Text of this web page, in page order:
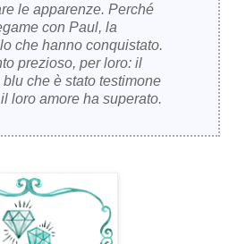
le apparenze. Perché
con Paul, la
che hanno conquistato.
prezioso, per loro: il
che è stato testimone
loro amore ha superato.